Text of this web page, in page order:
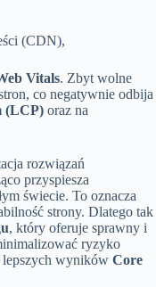
(CDN),
Vitals. Zbyt wolne
co negatywnie odbija
(LCP) oraz na
rozwiązań
przyspiesza
świecie. To oznacza
strony. Dlatego tak
, który oferuje sprawny i
ryzyko
wyników Core